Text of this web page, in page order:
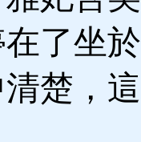
了坐
楚，